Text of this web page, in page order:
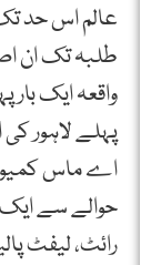
عالم اس حد
طلبہ تک ان
واقعہ ایک
پہلے لاہور
اے ماس
حوالے سے ایک
رائٹ، لیفٹ